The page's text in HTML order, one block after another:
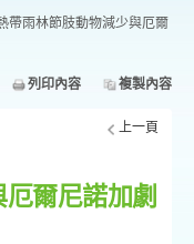
帶雨林節肢動物減少與厄爾
列印內容 複製內容
上一頁
爾尼諾加劇